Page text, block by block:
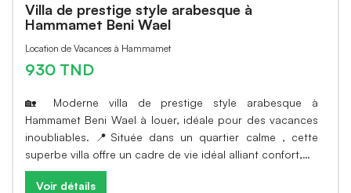
Villa de prestige style arabesque à
Hammamet Beni Wael
Location de Vacances à Hammamet
930 TND
🏡 Moderne villa de prestige style arabesque à
Hammamet Beni Wael à louer, idéale pour des vacances
inoubliables. 📍Située dans un quartier calme , cette
superbe villa offre un cadre de vie idéal alliant confort,…
Voir détails